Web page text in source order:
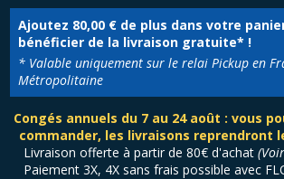
Ajoutez 80,00 €de plus dans votre
bénéficier de la livraison gratuite* !
* Valable uniquement sur le relai Pickup en
Métropolitaine
Congés annuels du 7 au 24 août : vous
commander, les livraisons reprendront
Livraison offerte à partir de 80€ d'achat (
Paiement 3X, 4X sans frais possible avec